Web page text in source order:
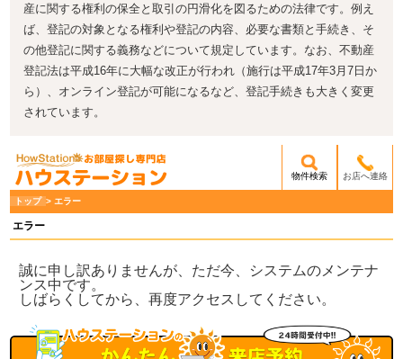
産に関する権利の保全と取引の円滑化を図るための法律です。例え
ば、登記の対象となる権利や登記の内容、必要な書類と手続き、そ
の他登記に関する義務などについて規定しています。なお、不動産
登記法は平成16年に大幅な改正が行われ（施行は平成17年3月7日か
ら）、オンライン登記が可能になるなど、登記手続きも大きく変更
されています。
/mobile_img/head-logo.png
物件検索 お店へ連絡
トップ > エラー
エラー
誠に申し訳ありませんが、ただ今、システムのメンテナ
ンス中です。
しばらくしてから、再度アクセスしてください。